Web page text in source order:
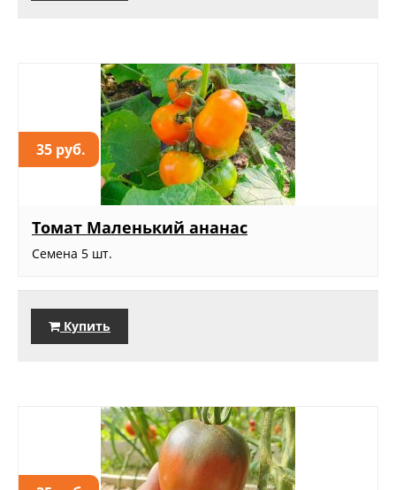
35 руб.
Томат Маленький ананас
Семена 5 шт.
Купить